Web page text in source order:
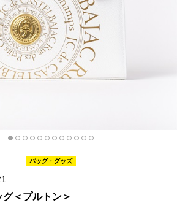
バッグ・グッズ
＜プルトン＞